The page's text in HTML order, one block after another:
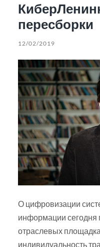
пересборки
12/02/2019
О цифровизации
информации сегодня
отраслевых
индивидуальность